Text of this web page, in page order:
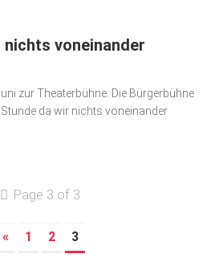
nichts voneinander
zur Theaterbühne. Die Bürgerbühne
Stunde da wir nichts voneinander
Page 3 of 3
« 1 2 3